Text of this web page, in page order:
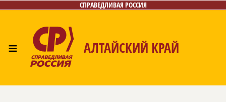
СПРАВЕДЛИВАЯ РОССИЯ
≡ АЛТАЙСКИЙ КРАЙ